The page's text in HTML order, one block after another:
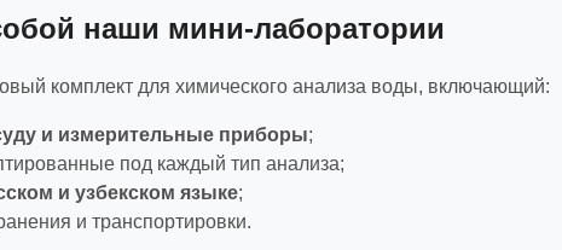
наши мини-лаборатории
комплект для химического анализа воды, включающий:
и измерительные приборы;
под каждый тип анализа;
и узбекском языке;
и транспортировки.